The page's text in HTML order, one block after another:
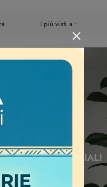
I più visti a :
PILASTRI BIFACCIALI